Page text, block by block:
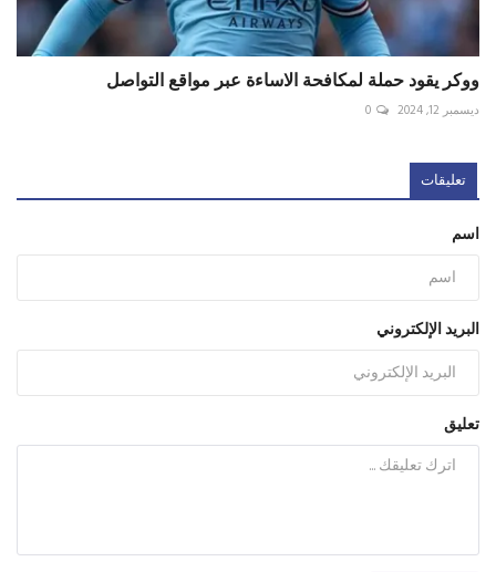
ووكر يقود حملة لمكافحة الاساءة عبر مواقع التواصل
ديسمبر 12, 2024 0
تعليقات
اسم
البريد الإلكتروني
تعليق